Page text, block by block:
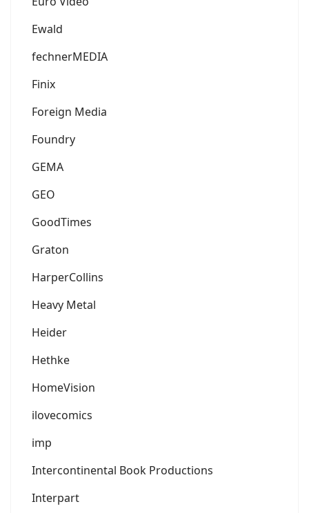
Ewald
fechnerMEDIA
Finix
Foreign Media
Foundry
GEMA
GEO
GoodTimes
Graton
HarperCollins
Heavy Metal
Heider
Hethke
HomeVision
ilovecomics
imp
Intercontinental Book Productions
Interpart